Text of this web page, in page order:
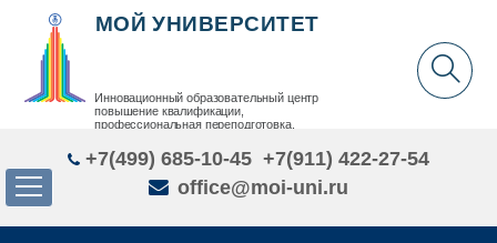
МОЙ УНИВЕРСИТЕТ
Инновационный образовательный центр
повышение квалификации,
профессиональная переподготовка,
+7(499) 685-10-45 +7(911) 422-27-54
office@moi-uni.ru